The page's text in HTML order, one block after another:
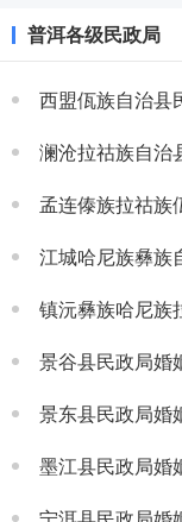
普洱各级民政局
西盟佤族自治县
澜沧拉祜族自治
孟连傣族拉祜族
江城哈尼族彝族
镇沅彝族哈尼族
景谷县民政局婚
景东县民政局婚
墨江县民政局婚